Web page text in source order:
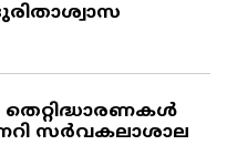
സര്‍വകലാശാല